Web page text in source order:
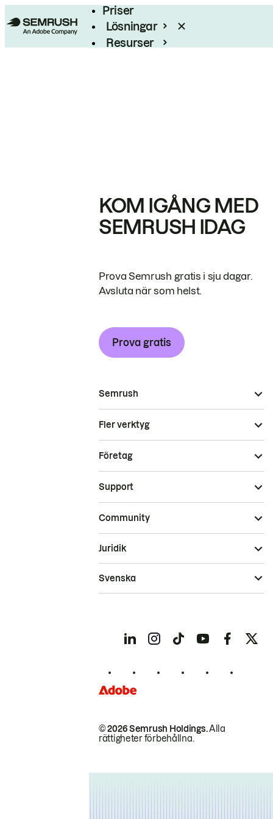
Priser
Lösningar
Resurser
KOM IGÅNG MED
SEMRUSH IDAG
Prova Semrush gratis i sju dagar.
Avsluta när som helst.
Prova gratis
Semrush
Fler verktyg
Företag
Support
Community
© 2026 Semrush Holdings.Alla
rättigheter förbehållna.
Juridik
Svenska